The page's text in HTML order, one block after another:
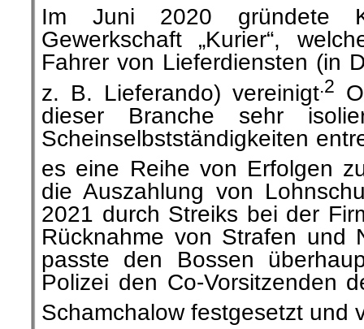
Im Juni 2020 gründete
Gewerkschaft „Kurier“,
Fahrer von Lieferdiensten (in
z. B. Lieferando) vereinigt.2
dieser Branche sehr
Scheinselbstständigkeiten
es eine Reihe von Erfolgen
die Auszahlung von
2021 durch Streiks bei der
Rücknahme von Strafen und
passte den Bossen
Polizei den Co-Vorsitzenden
Schamchalow festgesetzt und